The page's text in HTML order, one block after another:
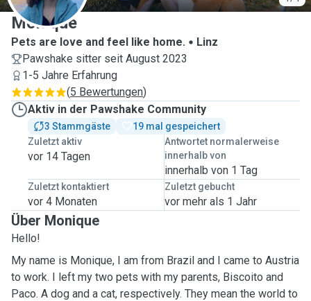
Monique
Pets are love and feel like home.
Linz
Pawshake sitter seit August 2023
1-5 Jahre Erfahrung
(5 Bewertungen)
Aktiv in der Pawshake Community
3 Stammgäste
19 mal gespeichert
Zuletzt aktiv
vor 14 Tagen
Antwortet normalerweise
innerhalb von
innerhalb von 1 Tag
Zuletzt kontaktiert
vor 4 Monaten
Zuletzt gebucht
vor mehr als 1 Jahr
Über Monique
Hello!
My name is Monique, I am from Brazil and I came to Austria
to work. I left my two pets with my parents, Biscoito and
Paco. A dog and a cat, respectively. They mean the world to